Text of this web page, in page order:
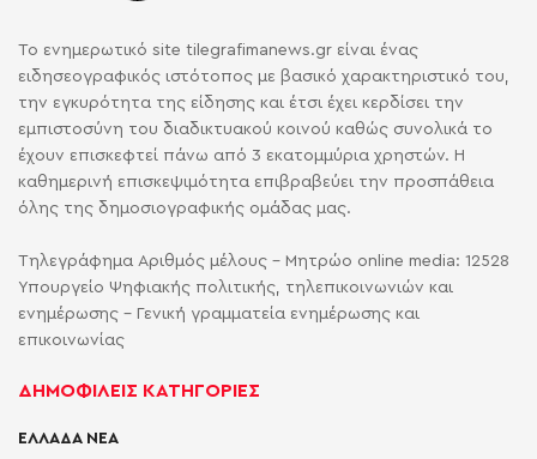
Το ενημερωτικό site tilegrafimanews.gr είναι ένας
ειδησεογραφικός ιστότοπος με βασικό χαρακτηριστικό του,
την εγκυρότητα της είδησης και έτσι έχει κερδίσει την
εμπιστοσύνη του διαδικτυακού κοινού καθώς συνολικά το
έχουν επισκεφτεί πάνω από 3 εκατομμύρια χρηστών. Η
καθημερινή επισκεψιμότητα επιβραβεύει την προσπάθεια
όλης της δημοσιογραφικής ομάδας μας.
Τηλεγράφημα Αριθμός μέλους - Μητρώο online media: 12528
Υπουργείο Ψηφιακής πολιτικής, τηλεπικοινωνιών και
ενημέρωσης - Γενική γραμματεία ενημέρωσης και
επικοινωνίας
ΔΗΜΟΦΙΛΕΙΣ ΚΑΤΗΓΟΡΙΕΣ
ΕΛΛΑΔΑ ΝΕΑ